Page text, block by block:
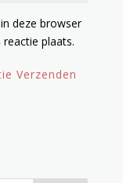
deze browser
plaats.